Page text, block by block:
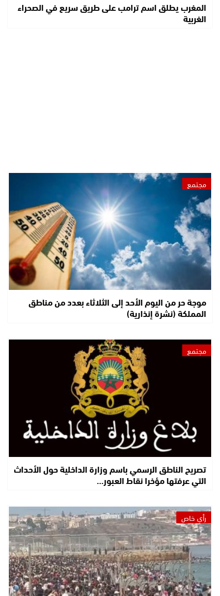
المغرب يطلق اسم ترامب على طريق سريع في الصحراء
الغربية
مجتمع
موجة حر من اليوم الأحد إلى الثلاثاء بعدد من مناطق
المملكة (نشرة إنذارية)
مجتمع
تصريح الناطق الرسمي باسم وزارة الداخلية حول الأحداث
التي عرفتها مؤخرا نقاط العبور…
رأي خاص